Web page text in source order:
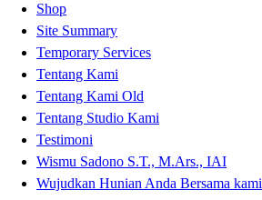
Shop
Site Summary
Temporary Services
Tentang Kami
Tentang Kami Old
Tentang Studio Kami
Testimoni
Wismu Sadono S.T., M.Ars., IAI
Wujudkan Hunian Anda Bersama kami